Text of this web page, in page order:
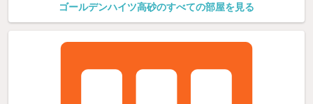
ゴールデンハイツ高砂のすべての部屋を見る